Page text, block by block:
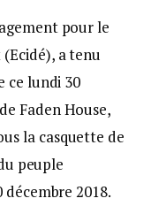
pour le
a tenu
ce lundi 30
Faden House,
la casquette de
peuple
2018.